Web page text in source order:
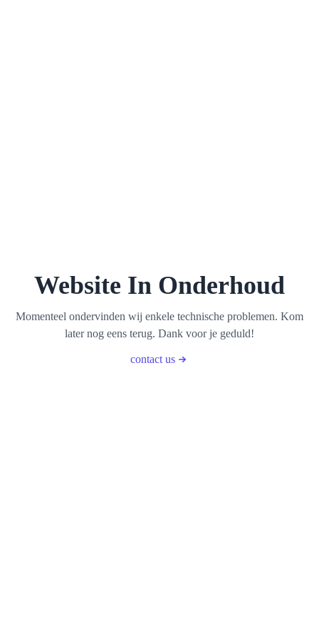
Website In Onderhoud
Momenteel ondervinden wij enkele technische problemen. Kom
later nog eens terug. Dank voor je geduld!
contact us